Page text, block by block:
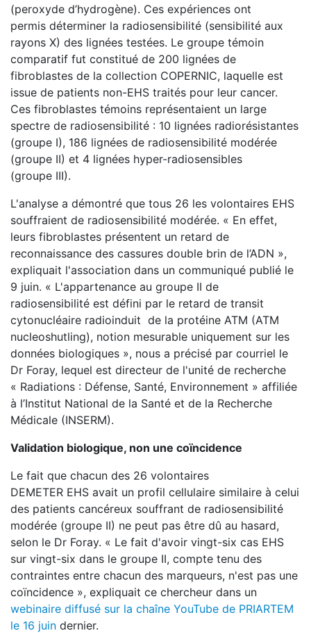
(peroxyde d’hydrogène). Ces expériences ont
permis déterminer la radiosensibilité (sensibilité aux
rayons X) des lignées testées. Le groupe témoin
comparatif fut constitué de 200 lignées de
fibroblastes de la collection COPERNIC, laquelle est
issue de patients non-EHS traités pour leur cancer.
Ces fibroblastes témoins représentaient un large
spectre de radiosensibilité : 10 lignées radiorésistantes
(groupe I), 186 lignées de radiosensibilité modérée
(groupe II) et 4 lignées hyper-radiosensibles
(groupe III).
L'analyse a démontré que tous 26 les volontaires EHS
souffraient de radiosensibilité modérée. « En effet,
leurs fibroblastes présentent un retard de
reconnaissance des cassures double brin de l’ADN »,
expliquait l'association dans un communiqué publié le
9 juin. « L'appartenance au groupe II de
radiosensibilité est défini par le retard de transit
cytonucléaire radioinduit de la protéine ATM (ATM
nucleoshutling), notion mesurable uniquement sur les
données biologiques », nous a précisé par courriel le
Dr Foray, lequel est directeur de l'unité de recherche
« Radiations : Défense, Santé, Environnement » affiliée
à l’Institut National de la Santé et de la Recherche
Médicale (INSERM).
Validation biologique, non une coïncidence
Le fait que chacun des 26 volontaires
DEMETER EHS avait un profil cellulaire similaire à celui
des patients cancéreux souffrant de radiosensibilité
modérée (groupe II) ne peut pas être dû au hasard,
selon le Dr Foray. « Le fait d'avoir vingt-six cas EHS
sur vingt-six dans le groupe II, compte tenu des
contraintes entre chacun des marqueurs, n'est pas une
coïncidence », expliquait ce chercheur dans un
webinaire diffusé sur la chaîne YouTube de PRIARTEM
le 16 juin dernier.